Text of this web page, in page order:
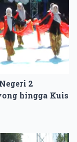
2
hingga Kuis